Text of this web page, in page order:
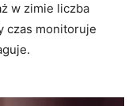
w zimie liczba
czas monitoruje